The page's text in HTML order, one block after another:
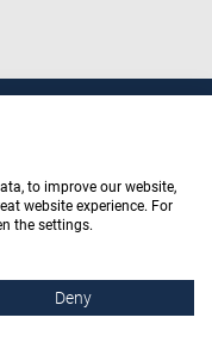
to improve our website,
website experience. For
the settings.
Deny